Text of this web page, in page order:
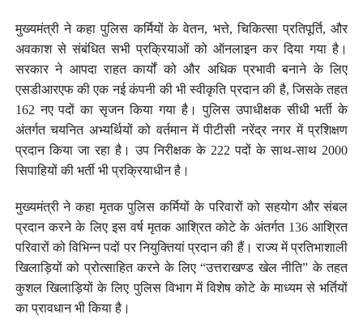
मुख्यमंत्री ने कहा पुलिस कर्मियों के वेतन, भत्ते, चिकित्सा प्रतिपूर्ति, और
अवकाश से संबंधित सभी प्रक्रियाओं को ऑनलाइन कर दिया गया है।
सरकार ने आपदा राहत कार्यों को और अधिक प्रभावी बनाने के लिए
एसडीआरएफ की एक नई कंपनी की भी स्वीकृति प्रदान की है, जिसके तहत
162 नए पदों का सृजन किया गया है। पुलिस उपाधीक्षक सीधी भर्ती के
अंतर्गत चयनित अभ्यर्थियों को वर्तमान में पीटीसी नरेंद्र नगर में प्रशिक्षण
प्रदान किया जा रहा है। उप निरीक्षक के 222 पदों के साथ-साथ 2000
सिपाहियों की भर्ती भी प्रक्रियाधीन है।
मुख्यमंत्री ने कहा मृतक पुलिस कर्मियों के परिवारों को सहयोग और संबल
प्रदान करने के लिए इस वर्ष मृतक आश्रित कोटे के अंतर्गत 136 आश्रित
परिवारों को विभिन्न पदों पर नियुक्तियां प्रदान की हैं। राज्य में प्रतिभाशाली
खिलाड़ियों को प्रोत्साहित करने के लिए “उत्तराखण्ड खेल नीति” के तहत
कुशल खिलाड़ियों के लिए पुलिस विभाग में विशेष कोटे के माध्यम से भर्तियों
का प्रावधान भी किया है।